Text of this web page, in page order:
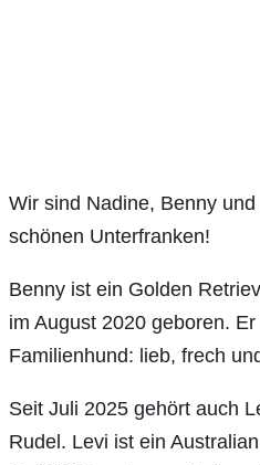
Wir sind Nadine, Benny
schönen Unterfranken!
Benny ist ein Golden
im August 2020 geboren.
Familienhund: lieb, frech
Seit Juli 2025 gehört auch
Rudel. Levi ist ein